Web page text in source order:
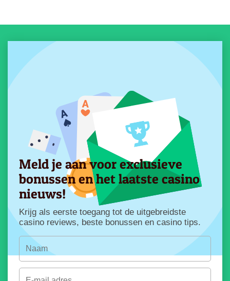
Meld je aan voor exclusieve
bonussen en het laatste casino
nieuws!
Krijg als eerste toegang tot de uitgebreidste
casino reviews, beste bonussen en casino tips.